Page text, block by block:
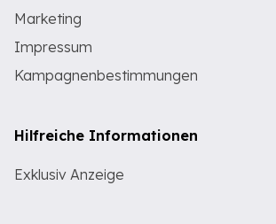
Marketing
Impressum
Kampagnenbestimmungen
Hilfreiche Informationen
Exklusiv Anzeige